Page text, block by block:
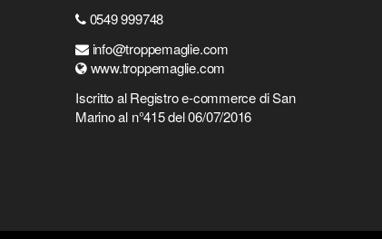
0549 999748
info@troppemaglie.com
www.troppemaglie.com
Iscritto al Registro e-commerce di San
Marino al n°415 del 06/07/2016